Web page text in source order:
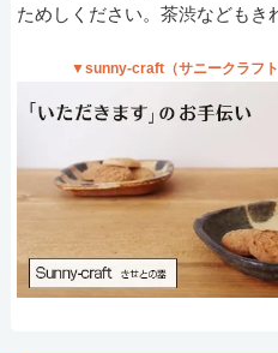
ためしください。茶渋などもき
▼sunny-craft（サニークラフ